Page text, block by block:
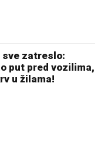
sve zatreslo:
put pred vozilima,
u žilama!